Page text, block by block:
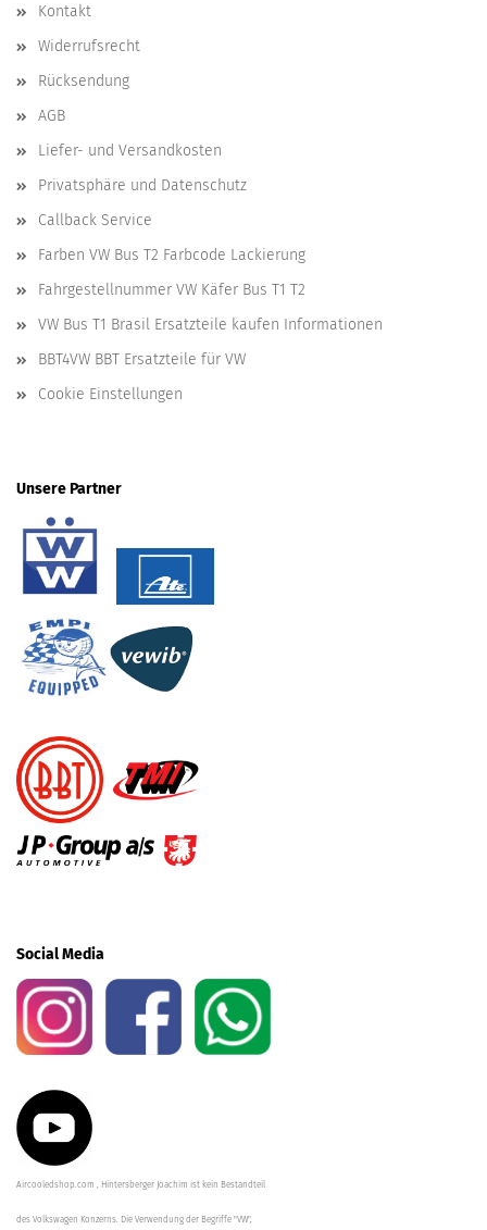
Kontakt
Widerrufsrecht
Rücksendung
AGB
Liefer- und Versandkosten
Privatsphäre und Datenschutz
Callback Service
Farben VW Bus T2 Farbcode Lackierung
Fahrgestellnummer VW Käfer Bus T1 T2
VW Bus T1 Brasil Ersatzteile kaufen Informationen
BBT4VW BBT Ersatzteile für VW
Cookie Einstellungen
Unsere Partner
Social Media
Aircooledshop.com , Hintersberger Joachim ist kein Bestandteil
des Volkswagen Konzerns. Die Verwendung der Begriffe "VW",